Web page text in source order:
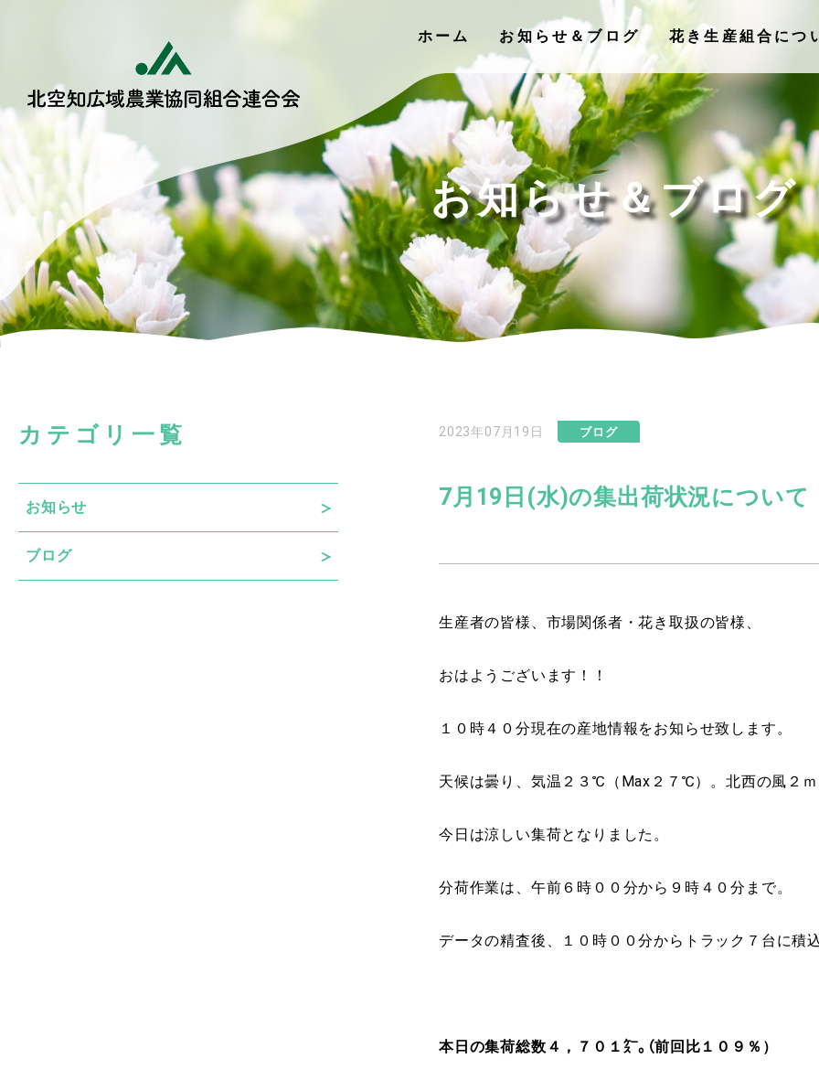
ホーム お知らせ＆ブログ 花き⽣産組合につ
お知らせ＆ブログ
2023年07月19日 ブログ
7月19日(水)の集出荷状況について
生産者の皆様、市場関係者・花き取扱の皆様、
おはようございます！！
１０時４０分現在の産地情報をお知らせ致します。
天候は曇り、気温２３℃（Max２７℃）。北西の風２
今日は涼しい集荷となりました。
分荷作業は、午前６時００分から９時４０分まで。
データの精査後、１０時００分からトラック７台に積
本日の集荷総数４，７０１㌜。（前回比１０９％）
カテゴリ一覧
お知らせ
ブログ